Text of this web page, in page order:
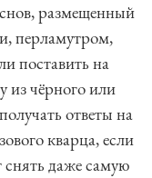
размещенный
перламутром,
поставить на
из чёрного или
ответы на
кварца, если
снять даже самую